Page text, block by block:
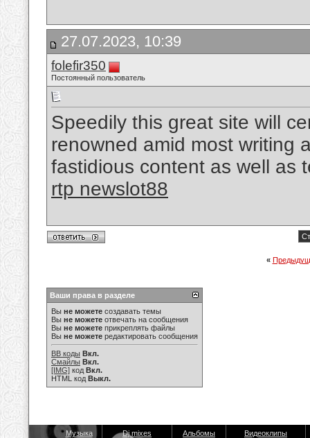
27.07.2023, 10:39
folefir350
Постоянный пользователь
Speedily this great site will
renowned amid most writing
fastidious content as well as
rtp newslot88
«
Ваши права в разделе
Вы не можете создавать темы
Вы не можете отвечать на сообщения
Вы не можете прикреплять файлы
Вы не можете редактировать сообщения
BB коды Вкл.
Смайлы Вкл.
[IMG] код Вкл.
HTML код Выкл.
Музыка Dj mixes Альбомы Видеоклипы